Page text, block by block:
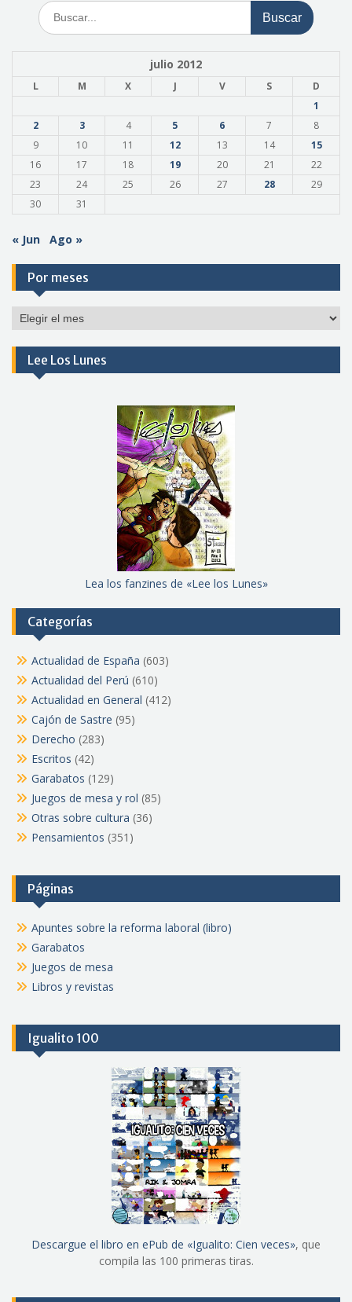
Buscar:
julio 2012
L M X J V S
D
1
2
3 4 5 6 7
8
9
10 11 12 13 14
15
16
17 18 19 20 21
22
23
24 25 26 27 28
29
30
31
« Jun Ago »
Por meses
Por
Lee Los Lunes
Lea los fanzines de «Lee los Lunes»
Categorías
Actualidad de España (603)
Actualidad del Perú (610)
Actualidad en General (412)
Cajón de Sastre (95)
Derecho (283)
Escritos (42)
Garabatos (129)
Juegos de mesa y rol (85)
Otras sobre cultura (36)
Pensamientos (351)
Páginas
Apuntes sobre la reforma laboral (libro)
Garabatos
Juegos de mesa
Libros y revistas
Igualito 100
Descargue el libro en ePub de «Igualito: Cien veces», que
compila las 100 primeras tiras.